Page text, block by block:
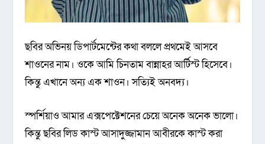
ছবির অভিনয় ডিপার্টমেন্টের কথা বললে প্রথমেই আসবে
শাওনের নাম। ওকে আমি চিনতাম বান্নাহর আর্টিস্ট হিসেবে।
কিন্তু এখানে অন্য এক শাওন। সত্যিই অনবদ্য।
স্পর্শিয়াও আমার এক্সপেক্টেশনের চেয়ে অনেক অনেক ভালো।
কিন্তু ছবির লিড কাস্ট আসাদুজ্জামান আবীরকে কাস্ট করা